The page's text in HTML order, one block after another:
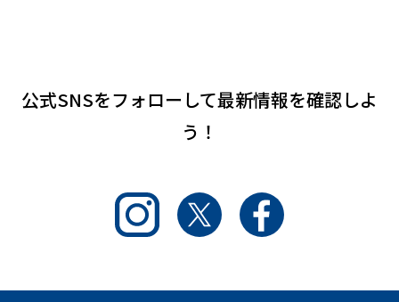
公式SNSをフォローして最新情報を確認しよ
う！
Instagram Twitter